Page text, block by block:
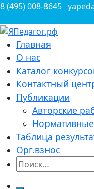
Перейти
содержимому
8 (495) 008-8645
Всероссийские
Главная
О нас
Каталог
Контактный
Публикации
Авторские
Таблица
Орг.взнос
Найти: